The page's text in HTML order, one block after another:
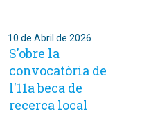
10 de Abril de 2026
S'obre la
convocatòria de
l'11a beca de
recerca local